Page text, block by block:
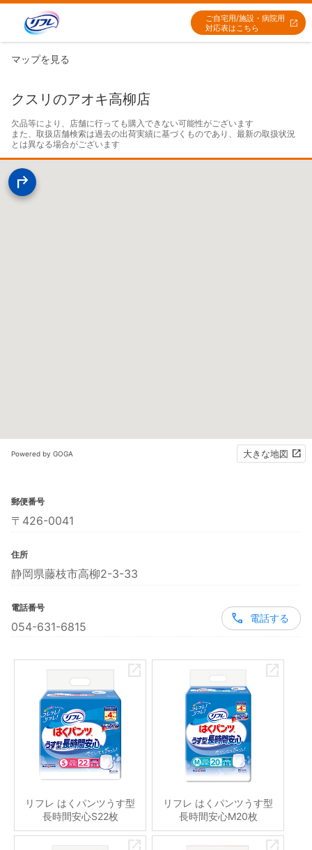
ご自宅用/施設・病院用
対応表はこちら
マップを見る
クスリのアオキ高柳店
欠品等により、店舗に行っても購入できない可能性がございます
また、取扱店舗検索は過去の出荷実績に基づくものであり、最新の取扱状況
とは異なる場合がございます
Powered by GOGA 大きな地図
郵便番号
〒426-0041
住所
静岡県藤枝市高柳2-3-33
電話番号
054-631-6815
電話する
リフレ はくパンツうす型
長時間安心S22枚
リフレ はくパンツうす型
長時間安心M20枚